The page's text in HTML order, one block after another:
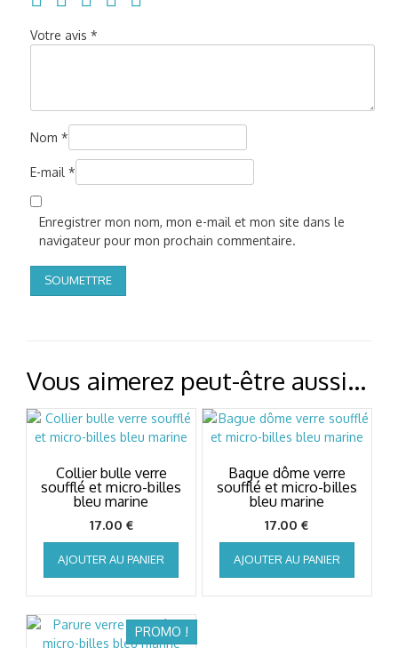
Votre avis *
Nom *
E-mail *
Enregistrer mon nom, mon e-mail et mon site dans le
navigateur pour mon prochain commentaire.
Vous aimerez peut-être aussi…
Collier bulle verre
soufflé et micro-billes
bleu marine
17.00 €
AJOUTER AU PANIER
Bague dôme verre
soufflé et micro-billes
bleu marine
17.00€
AJOUTER AU PANIER
PROMO !